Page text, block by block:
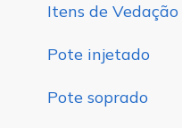
Itens de Vedação
Pote injetado
Pote soprado